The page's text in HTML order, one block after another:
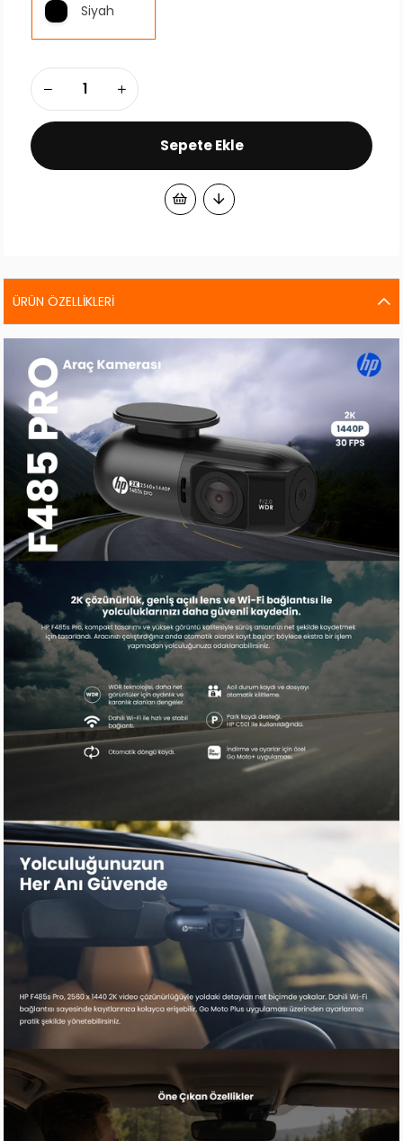
Siyah
ÜRÜN ÖZELLIKLERI